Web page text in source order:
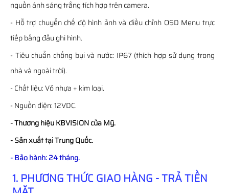
nguồn ánh sáng trắng tích hợp trên camera.
- Hỗ trợ chuyển chế độ hình ảnh và điều chỉnh OSD Menu trực
tiếp bằng đầu ghi hình.
- Tiêu chuẩn chống bụi và nước: IP67 (thích hợp sử dụng trong
nhà và ngoài trời).
- Chất liệu: Vỏ nhựa + kim loại.
- Nguồn điện: 12VDC.
- Thương hiệu KBVISION của Mỹ.
- Sản xuất tại Trung Quốc.
- Bảo hành: 24 tháng.
1. PHƯƠNG THỨC GIAO HÀNG - TRẢ TIỀN